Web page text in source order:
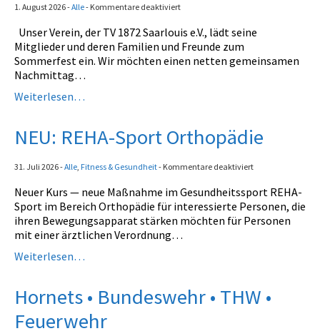
Antara Age
Aqua-Jogging
Indian Balance
Herzsport – REHA
Lungensport – REHA
Rückenschule
Tai Chi
Yoga
Kletterknirpse
Kraft und Fitness
1. August 2026-Alle- Kommentare deaktiviertfür
2026
•
8.
Unser Verein, der TV 1872 Saarlouis e.V., lädt seine
Mitglieder und deren Familien und Freunde zum
Sommerfest ein. Wir möchten einen netten gemeinsamen
Nachmittag…
Weiterlesen…
NEU: REHA-Sport Orthopädie
31. Juli 2026-Alle, Fitness & Gesundheit- Kommentare deaktiviertfür
REHA-
Sport
Orthopädie
Neuer Kurs — neue Maßnahme im Gesundheitssport REHA-
Sport im Bereich Orthopädie für interessierte Personen, die
ihren Bewegungsapparat stärken möchten für Personen
mit einer ärztlichen Verordnung…
Weiterlesen…
Hornets • Bundeswehr • THW •
Feuerwehr